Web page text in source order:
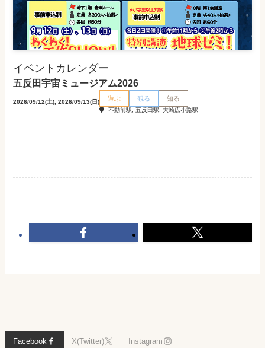
イベントカレンダー
五反田宇宙ミュージアム2026
2026/09/12(土), 2026/09/13(日) 遊ぶ 観る 知る
不動前駅, 五反田駅, 大崎広小路駅
Facebook X(Twitter) Instagram